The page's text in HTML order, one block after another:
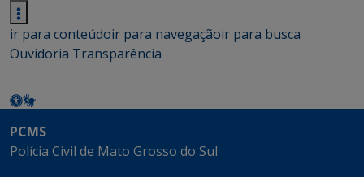
ir para conteúdoir para navegaçãoir para busca
Ouvidoria Transparência
PCMS
Polícia Civil de Mato Grosso do Sul